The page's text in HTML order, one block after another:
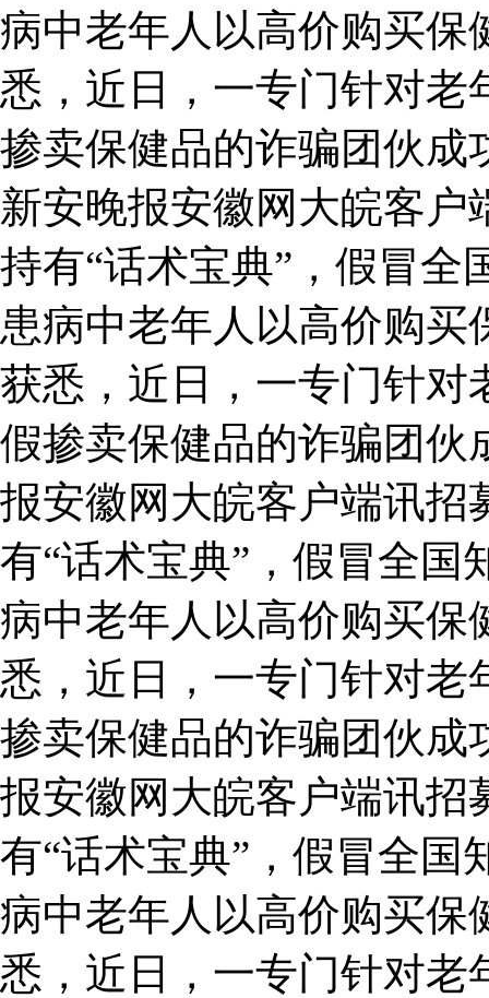
病中老年人以高价购买
悉，近日，一专门针对老
掺卖保健品的诈骗团伙成
新安晚报安徽网大皖客
持有“话术宝典”，假冒全
患病中老年人以高价购
获悉，近日，一专门针对
假掺卖保健品的诈骗团
报安徽网大皖客户端讯招
有“话术宝典”，假冒全国
病中老年人以高价购买
悉，近日，一专门针对老
掺卖保健品的诈骗团伙成
报安徽网大皖客户端讯招
有“话术宝典”，假冒全国
病中老年人以高价购买
悉，近日，一专门针对老